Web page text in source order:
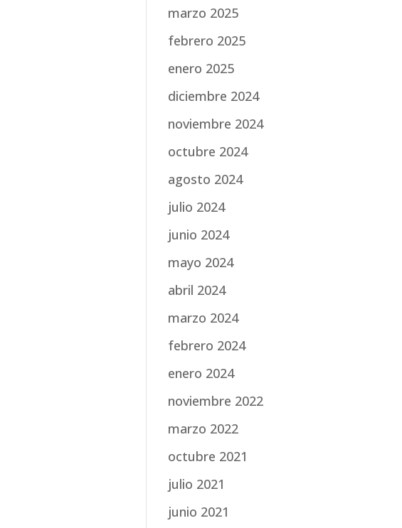
marzo 2025
febrero 2025
enero 2025
diciembre 2024
noviembre 2024
octubre 2024
agosto 2024
julio 2024
junio 2024
mayo 2024
abril 2024
marzo 2024
febrero 2024
enero 2024
noviembre 2022
marzo 2022
octubre 2021
julio 2021
junio 2021